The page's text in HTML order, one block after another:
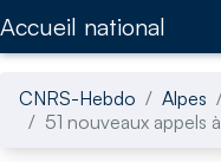
Accueil national
CNRS-Hebdo Alpes
51 nouveaux appels